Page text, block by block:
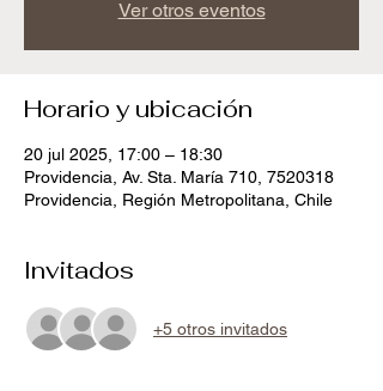
Ver otros eventos
Horario y ubicación
20 jul 2025, 17:00 – 18:30
Providencia, Av. Sta. María 710, 7520318
Providencia, Región Metropolitana, Chile
Invitados
+5 otros invitados